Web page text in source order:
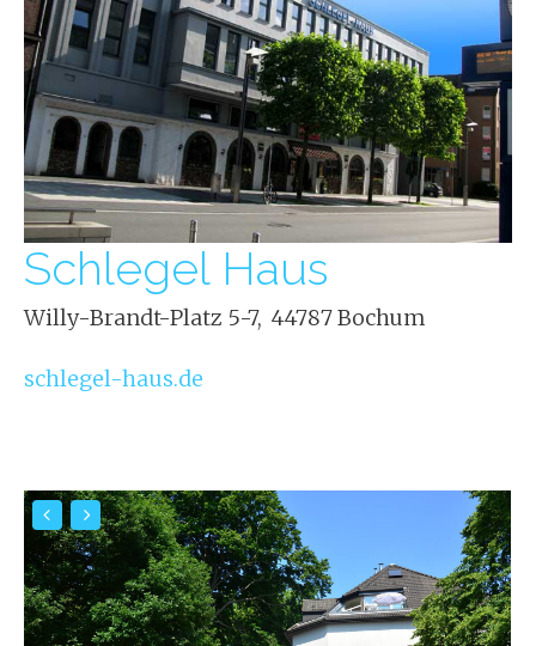
Schlegel Haus
Willy-Brandt-Platz 5-7, 44787 Bochum
schlegel-haus.de
START
VIDEO
TV
FILM